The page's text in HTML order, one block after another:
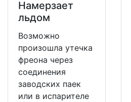
Намерзает
льдом
Возможно
произошла утечка
фреона через
соединения
заводских паек
или в испарителе